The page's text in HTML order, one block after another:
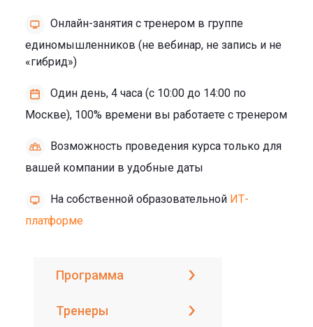
Онлайн-занятия с тренером в группе
единомышленников (не вебинар, не запись и не
«гибрид»)
Один день, 4 часа (с 10:00 до 14:00 по
Москве), 100% времени вы работаете с тренером
Возможность проведения курса только для
вашей компании в удобные даты
На собственной образовательной ИТ-
платформе
Программа
Тренеры